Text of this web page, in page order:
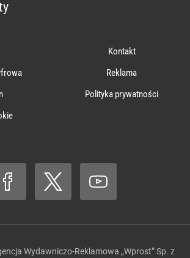
Kontakt
Reklama
Polityka prywatności
Wydawniczo-Reklamowa „Wprost” Sp. z